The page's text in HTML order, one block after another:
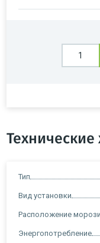
Технические
Тип
Вид установки
Расположение
Энергопотребление